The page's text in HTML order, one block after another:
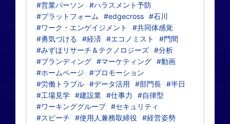
#営業パーソン
#ハラスメント予防
#プラットフォーム
#edgecross #石川
#ワーク・エンゲイジメント
#共同体感覚
#勇気づける
#経済 #エコノミスト
#門間
#みずほリサーチ＆テクノロジーズ #分析
#ブランディング #マーケティング #動画
#ホームページ
#プロモーション
#労働トラブル #データ活用 #部門長 #半日
#工場見学 #建設業 #仕事力
#自律型
#ワーキンググループ #セキュリティ
#スピーチ
#使用人兼務取締役 #経営姿勢